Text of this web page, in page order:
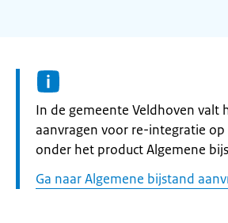
Informatie:
In de gemeente Veldhoven valt
aanvragen voor re-integratie
onder het product Algemene
Ga naar Algemene bijstand